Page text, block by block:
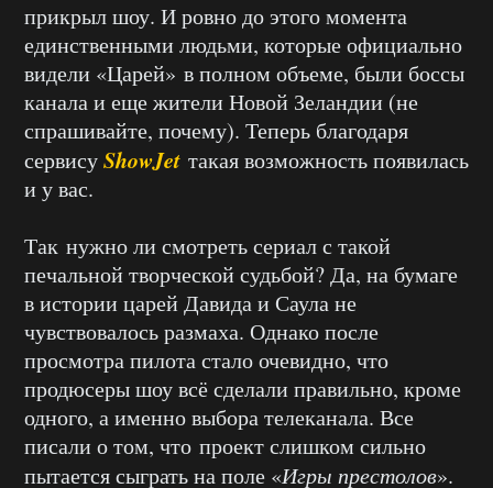
прикрыл шоу. И ровно до этого момента
единственными людьми, которые официально
видели «Царей» в полном объеме, были боссы
канала и еще жители Новой Зеландии (не
спрашивайте, почему). Теперь благодаря
сервисуShowJet такая возможность появилась
и у вас.
Так нужно ли смотреть сериал с такой
печальной творческой судьбой? Да, на бумаге
в истории царей Давида и Саула не
чувствовалось размаха. Однако после
просмотра пилота стало очевидно, что
продюсеры шоу всё сделали правильно, кроме
одного, а именно выбора телеканала. Все
писали о том, что проект слишком сильно
пытается сыграть на поле «Игры престолов».